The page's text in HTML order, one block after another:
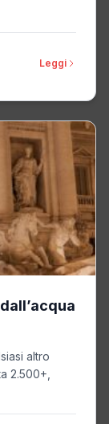
Leggi
altro
2.500+,